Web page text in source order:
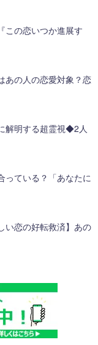
この恋いつか進展す
あの人の恋愛対象？恋
解明する超霊視◆2人
っている？「あなたに
い恋の好転救済】あの